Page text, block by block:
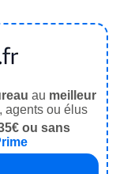
au meilleur
agents ou élus
ou sans